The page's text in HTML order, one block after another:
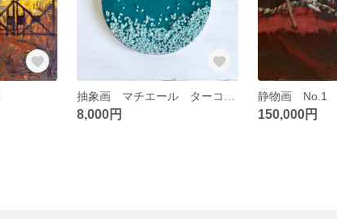
8,000円
静物画 No.1
150,000円